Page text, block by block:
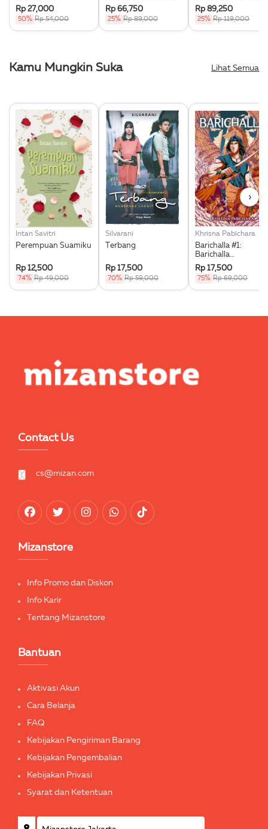
Probatio’s Journal
Rp 27,000
50% Rp 54,000
The Chalice Of The
Gods
Rp 66,750
25% Rp 89,000
Blood Of Olympus
(Republish)
Rp 89,250
25% Rp 119,000
Kamu Mungkin Suka Lihat Semua
Intan Savitri
Perempuan Suamiku
Rp 12,500
74% Rp 49,000
Silvarani
Terbang
Rp 17,500
70% Rp 59,000
Khrisna Pabichara
Barichalla #1:
Barichalla
Penunggang Kuda
Terbang
Rp 17,500
75% Rp 69,000
›
Contact Us
cs@mizan.com
Mizanstore
Info Promo dan Diskon
Info Karir
Tentang Mizanstore
Bantuan
Aktivasi Akun
Cara Belanja
FAQ
Kebijakan Pengiriman Barang
Kebijakan Pengembalian
Kebijakan Privasi
Syarat dan Ketentuan